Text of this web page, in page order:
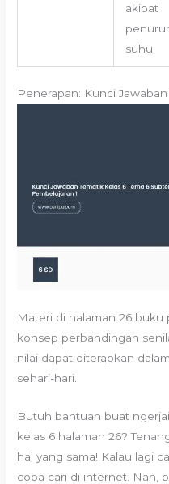
akibat
suhu.
Penerapan: Kunci
Materi di halaman 26 buku
konsep perbandingan
nilai dapat diterapkan
sehari-hari.
Butuh bantuan buat
kelas 6 halaman 26?
hal yang sama! Kalau lagi
coba cari di internet. Nah,